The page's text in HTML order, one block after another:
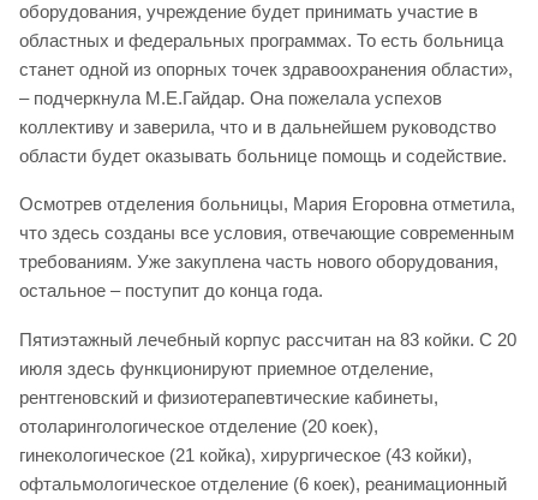
оборудования, учреждение будет принимать участие в
областных и федеральных программах. То есть больница
станет одной из опорных точек здравоохранения области»,
– подчеркнула М.Е.Гайдар. Она пожелала успехов
коллективу и заверила, что и в дальнейшем руководство
области будет оказывать больнице помощь и содействие.
Осмотрев отделения больницы, Мария Егоровна отметила,
что здесь созданы все условия, отвечающие современным
требованиям. Уже закуплена часть нового оборудования,
остальное – поступит до конца года.
Пятиэтажный лечебный корпус рассчитан на 83 койки. С 20
июля здесь функционируют приемное отделение,
рентгеновский и физиотерапевтические кабинеты,
отоларингологическое отделение (20 коек),
гинекологическое (21 койка), хирургическое (43 койки),
офтальмологическое отделение (6 коек), реанимационный